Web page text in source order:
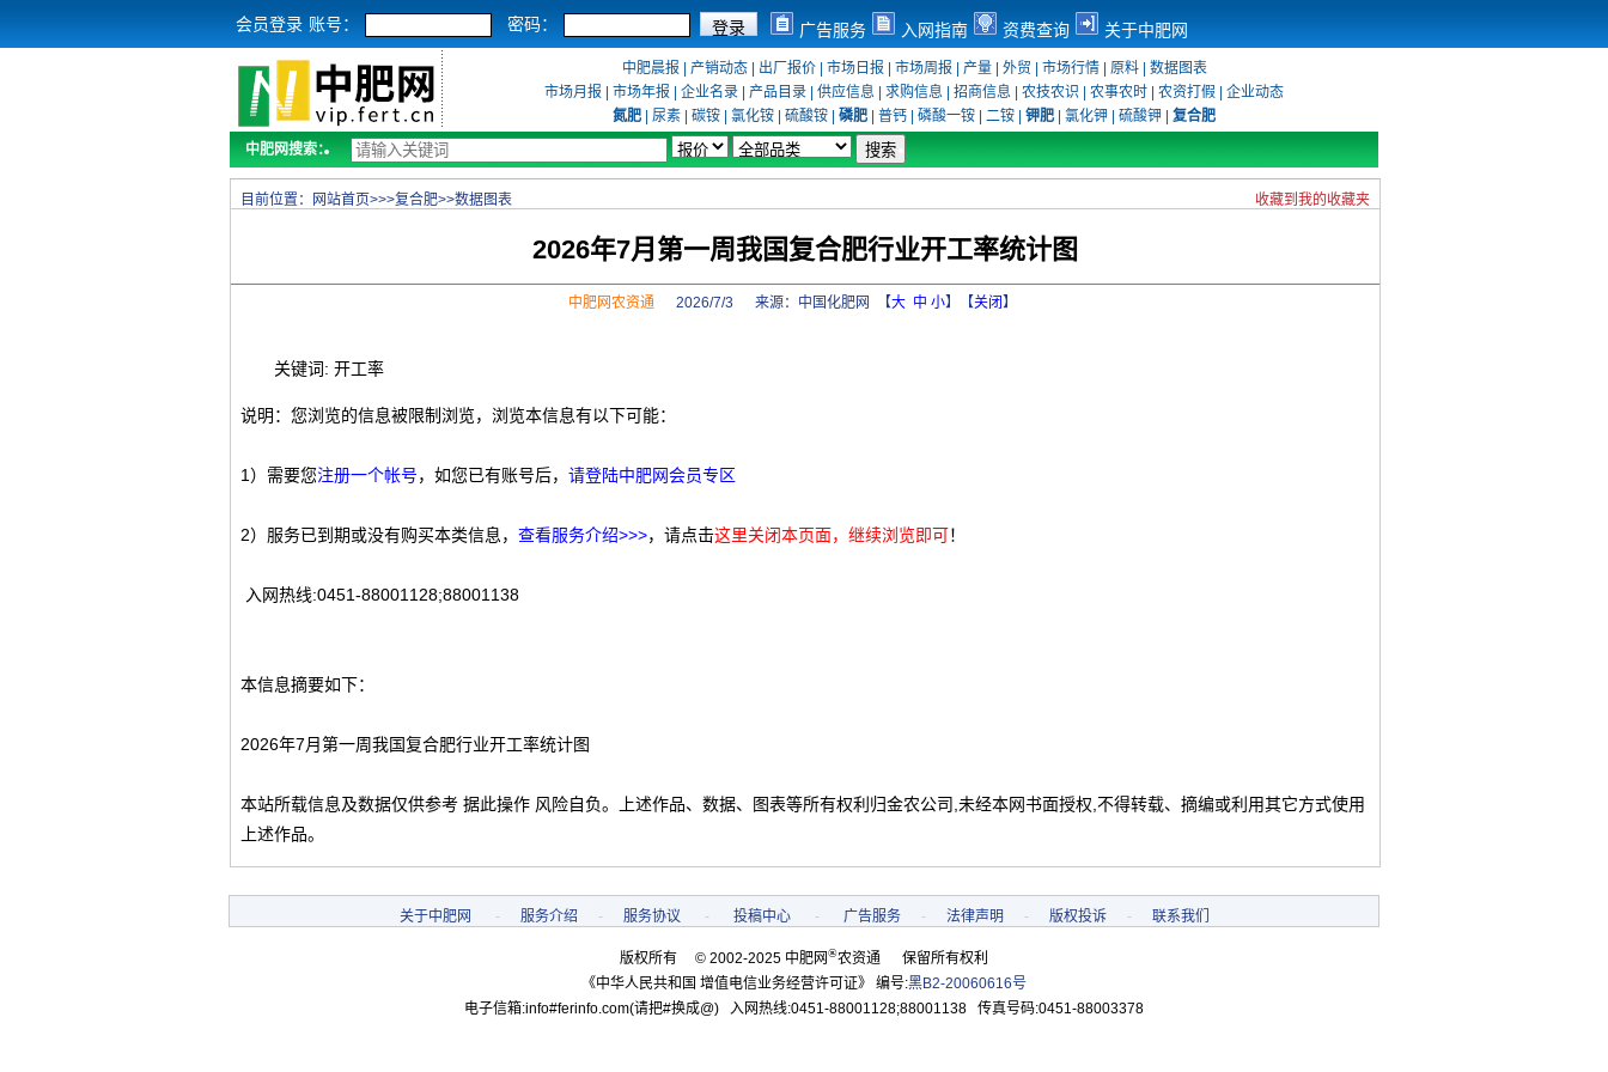
会员登录 账号： 密码： 广告服务 入网指南 资费查询 关于中肥网
中肥晨报 产销动态| 出厂报价| 市场日报 市场周报 产量| 外贸 市场行情| 原料| 数据图表
市场月报
市场年报 企业名录 产品目录 供应信息 求购信息 招商信息 农技农识 农事农时 农资打假
企业动态
氮肥
尿素 碳铵 氯化铵 硫酸铵 磷肥 普钙 磷酸一铵 二铵 钾肥 氯化钾 硫酸钾
复合肥
中肥网搜索：
目前位置： 网站首页>>>复合肥>>数据图表 收藏到我的收藏夹
2026年7月第一周我国复合肥行业开工率统计图
中肥网农资通2026/7/3 来源： 中国化肥网 【大 中 小】【关闭】
关键词: 开工率
说明：您浏览的信息被限制浏览，浏览本信息有以下可能：
1）需要您注册一个帐号，如您已有账号后， 请登陆中肥网会员专区
2）服务已到期或没有购买本类信息， 查看服务介绍>>>，请点击这里关闭本页面，继续浏览即可！
入网热线:0451-88001128;88001138
本信息摘要如下：
2026年7月第一周我国复合肥行业开工率统计图
本站所载信息及数据仅供参考 据此操作 风险自负。上述作品、数据、图表等所有权利归金农公司,未经本网书面授权,不得转载、摘编或利用其它方式使用
上述作品。
关于中肥网 - 服务介绍 - 服务协议 - 投稿中心 - 广告服务 - 法律声明 - 版权投诉 - 联系我们
版权所有 © 2002-2025 中肥网®农资通 保留所有权利
《中华人民共和国 增值电信业务经营许可证》 编号:黑B2-20060616号
电子信箱:info#ferinfo.com(请把#换成@) 入网热线:0451-88001128;88001138 传真号码:0451-88003378